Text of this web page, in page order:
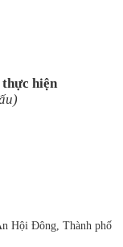
hiện
Hội Đông, Thành phố